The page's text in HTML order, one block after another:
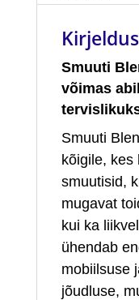
Kirjeldus
Smuuti
võimas
Smuuti
kõigile, kes
smuutisid,
mugavat
kui ka
ühendab
mobiilsuse
jõudluse,